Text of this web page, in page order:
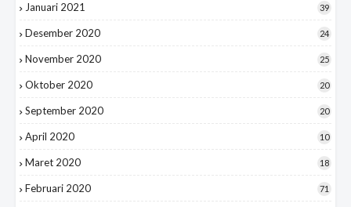
Januari 2021 39
Desember 2020 24
November 2020 25
Oktober 2020 20
September 2020 20
April 2020 10
Maret 2020 18
Februari 2020 71